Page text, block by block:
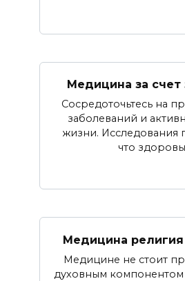
Медицина за счет
Сосредоточьтесь на
заболеваний и
жизни. Исследования
что
Медицина религия
Медицине не стоит
духовным